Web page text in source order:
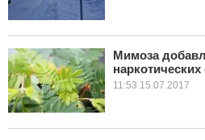
Мимоза
11:53 15.07.2017